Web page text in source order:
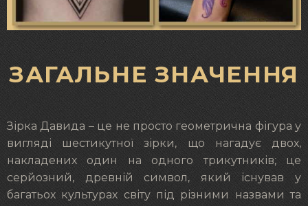
ЗАГАЛЬНЕ ЗНАЧЕННЯ
Зірка Давида – це не просто геометрична фігура у
вигляді шестикутної зірки, що нагадує двох,
накладених один на одного трикутників; це
серйозний, древній символ, який існував у
багатьох культурах світу під різними назвами та